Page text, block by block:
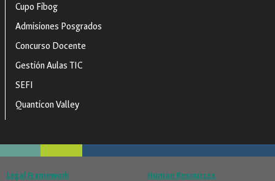
Cupo Fibog
Admisiones Posgrados
Concurso Docente
Gestión Aulas TIC
SEFI
Quanticon Valley
Legal Framework
Human Resources